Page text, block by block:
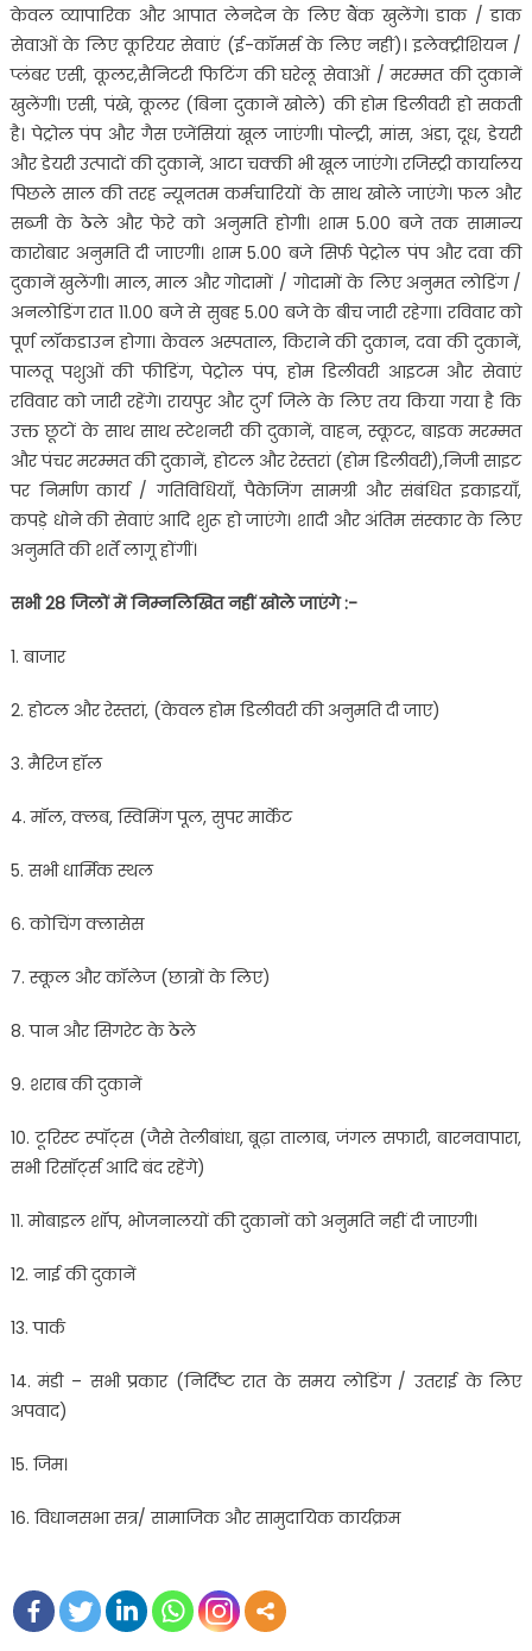
केवल व्यापारिक और आपात लेनदेन के लिए बैंक खुलेंगे। डाक / डाक
सेवाओं के लिए कूरियर सेवाएं (ई-कॉमर्स के लिए नहीं)। इलेक्ट्रीशियन /
प्लंबर एसी, कूलर,सैनिटरी फिटिंग की घरेलू सेवाओं / मरम्मत की दुकानें
खुलेंगी। एसी, पंखे, कूलर (बिना दुकानें खोले) की होम डिलीवरी हो सकती
है। पेट्रोल पंप और गैस एजेंसियां खूल जाएंगी। पोल्ट्री, मांस, अंडा, दूध, डेयरी
और डेयरी उत्पादों की दुकानें, आटा चक्की भी खूल जाएंगे। रजिस्ट्री कार्यालय
पिछले साल की तरह न्यूनतम कर्मचारियों के साथ खोले जाएंगे। फल और
सब्जी के ठेले और फेरे को अनुमति होगी। शाम 5.00 बजे तक सामान्य
कारोबार अनुमति दी जाएगी। शाम 5.00 बजे सिर्फ पेट्रोल पंप और दवा की
दुकानें खुलेंगी। माल, माल और गोदामों / गोदामों के लिए अनुमत लोडिंग /
अनलोडिंग रात 11.00 बजे से सुबह 5.00 बजे के बीच जारी रहेगा। रविवार को
पूर्ण लॉकडाउन होगा। केवल अस्पताल, किराने की दुकान, दवा की दुकानें,
पालतू पशुओं की फीडिंग, पेट्रोल पंप, होम डिलीवरी आइटम और सेवाएं
रविवार को जारी रहेंगे। रायपुर और दुर्ग जिले के लिए तय किया गया है कि
उक्त छूटों के साथ साथ स्टेशनरी की दुकानें, वाहन, स्कूटर, बाइक मरम्मत
और पंचर मरम्मत की दुकानें, होटल और रेस्तरां (होम डिलीवरी),निजी साइट
पर निर्माण कार्य / गतिविधियाँ, पैकेजिंग सामग्री और संबंधित इकाइयाँ,
कपड़े धोने की सेवाएं आदि शुरू हो जाएंगे। शादी और अंतिम संस्कार के लिए
अनुमति की शर्तें लागू होंगीं।
सभी 28 जिलों में निम्नलिखित नहीं खोले जाएंगे :-
1. बाजार
2. होटल और रेस्तरां, (केवल होम डिलीवरी की अनुमति दी जाए)
3. मैरिज हॉल
4. मॉल, क्लब, स्विमिंग पूल, सुपर मार्केट
5. सभी धार्मिक स्थल
6. कोचिंग क्लासेस
7. स्कूल और कॉलेज (छात्रों के लिए)
8. पान और सिगरेट के ठेले
9. शराब की दुकानें
10. टूरिस्ट स्पॉट्स (जैसे तेलीबांधा, बूढ़ा तालाब, जंगल सफारी, बारनवापारा,
सभी रिसॉर्ट्स आदि बंद रहेंगे)
11. मोबाइल शॉप, भोजनालयों की दुकानों को अनुमति नहीं दी जाएगी।
12. नाई की दुकानें
13. पार्क
14. मंडी – सभी प्रकार (निर्दिष्ट रात के समय लोडिंग / उतराई के लिए
अपवाद)
15. जिम।
16. विधानसभा सत्र/ सामाजिक और सामुदायिक कार्यक्रम